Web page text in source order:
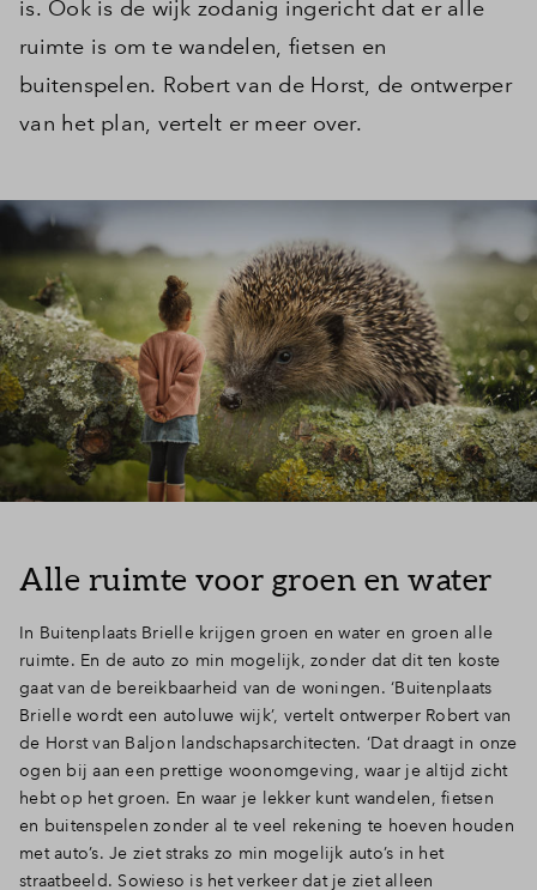
Inloggen
is. Ook is de wijk zodanig ingericht dat er alle
ruimte is om te wandelen, fietsen en
buitenspelen. Robert van de Horst, de ontwerper
van het plan, vertelt er meer over.
Alle ruimte voor groen en water
In Buitenplaats Brielle krijgen groen en water en groen alle
ruimte. En de auto zo min mogelijk, zonder dat dit ten koste
gaat van de bereikbaarheid van de woningen. ‘Buitenplaats
Brielle wordt een autoluwe wijk’, vertelt ontwerper Robert van
de Horst van Baljon landschapsarchitecten. ‘Dat draagt in onze
ogen bij aan een prettige woonomgeving, waar je altijd zicht
hebt op het groen. En waar je lekker kunt wandelen, fietsen
en buitenspelen zonder al te veel rekening te hoeven houden
met auto’s. Je ziet straks zo min mogelijk auto’s in het
straatbeeld. Sowieso is het verkeer dat je ziet alleen